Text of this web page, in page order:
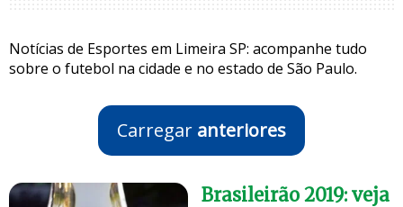
Notícias de Esportes em Limeira SP: acompanhe tudo
sobre o futebol na cidade e no estado de São Paulo.
Carregar anteriores
Brasileirão 2019: veja